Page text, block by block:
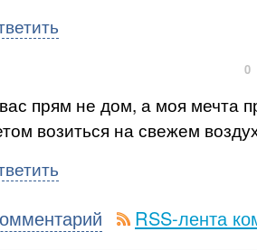
0
прям не дом, а моя мечта
возиться на свежем
RSS-лента